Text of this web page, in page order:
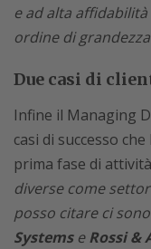
e ad alta
ordine di
Due casi di
Infine il Managing
casi di successo
prima fase di
diverse come
posso citare ci
SystemseRossi &